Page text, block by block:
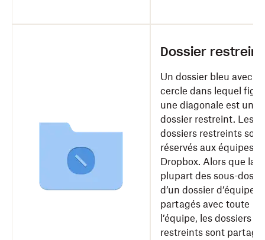
Dossier restreint
Un dossier bleu avec
cercle dans lequel
une diagonale est un
dossier restreint. Les
dossiers restreints sont
réservés aux équipes
Dropbox. Alors que la
plupart des sous-
d’un dossier d’équipe
partagés avec toute
l’équipe, les dossiers
restreints sont